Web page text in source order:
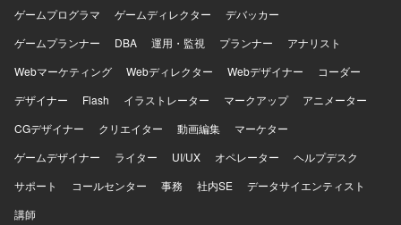
ゲームプログラマ
ゲームディレクター
デバッカー
ゲームプランナー
DBA 運用・監視 プランナー
アナリスト
Webマーケティング
Webディレクター Webデザイナー
コーダー
デザイナー
Flash イラストレーター マークアップ
アニメーター
CGデザイナー
クリエイター 動画編集
マーケター
ゲームデザイナー
ライター UI/UX オペレーター
ヘルプデスク
サポート
コールセンター 事務 社内SE
データサイエンティスト
講師